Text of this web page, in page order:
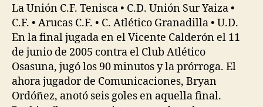
La Unión C.F. Tenisca • C.D. Unión Sur Yaiza •
C.F. • Arucas C.F. • C. Atlético Granadilla • U.D.
En la final jugada en el Vicente Calderón el 11
de junio de 2005 contra el Club Atlético
Osasuna, jugó los 90 minutos y la prórroga. El
ahora jugador de Comunicaciones, Bryan
Ordóñez, anotó seis goles en aquella final.